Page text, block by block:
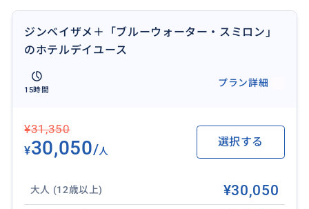
ジンベイザメ＋「ブルーウォーター・スミロン」
のホテルデイユース
15時間
プラン詳細
¥31,350
¥30,050/人
選択する
大人 (12歳以上) ¥30,050